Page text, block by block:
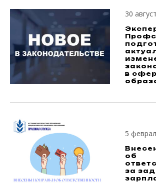
30
в
5
об
за